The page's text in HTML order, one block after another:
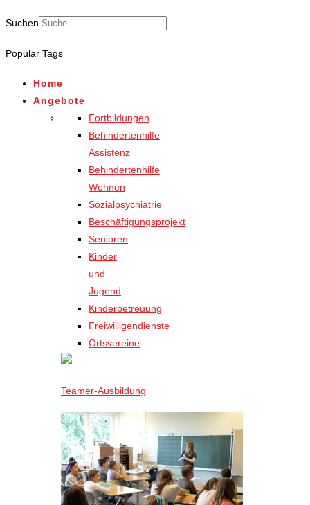
Suchen
Popular Tags
Home
Angebote
Fortbildungen
Behindertenhilfe
Assistenz
Behindertenhilfe
Wohnen
Sozialpsychiatrie
Beschäftigungsprojekt
Senioren
Kinder
und
Jugend
Kinderbetreuung
Freiwilligendienste
Ortsvereine
Teamer-Ausbildung